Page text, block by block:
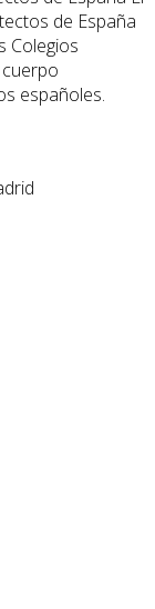
de España
Colegios
españoles.